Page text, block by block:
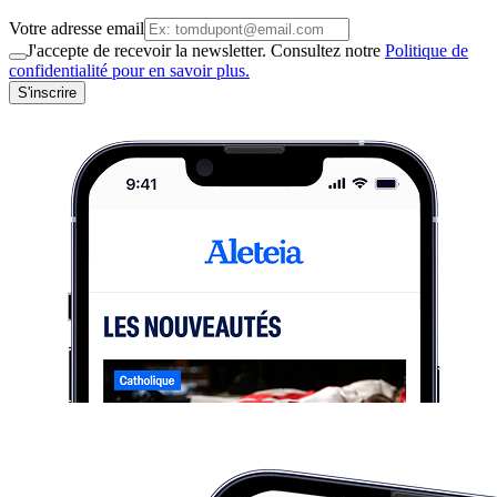
Votre adresse email
J'accepte de recevoir la newsletter. Consultez notre Politique de
confidentialité pour en savoir plus.
S'inscrire